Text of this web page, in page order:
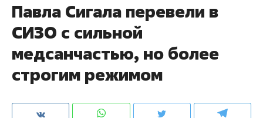
Павла Сигала перевели в
СИЗО с сильной
медсанчастью, но более
строгим режимом